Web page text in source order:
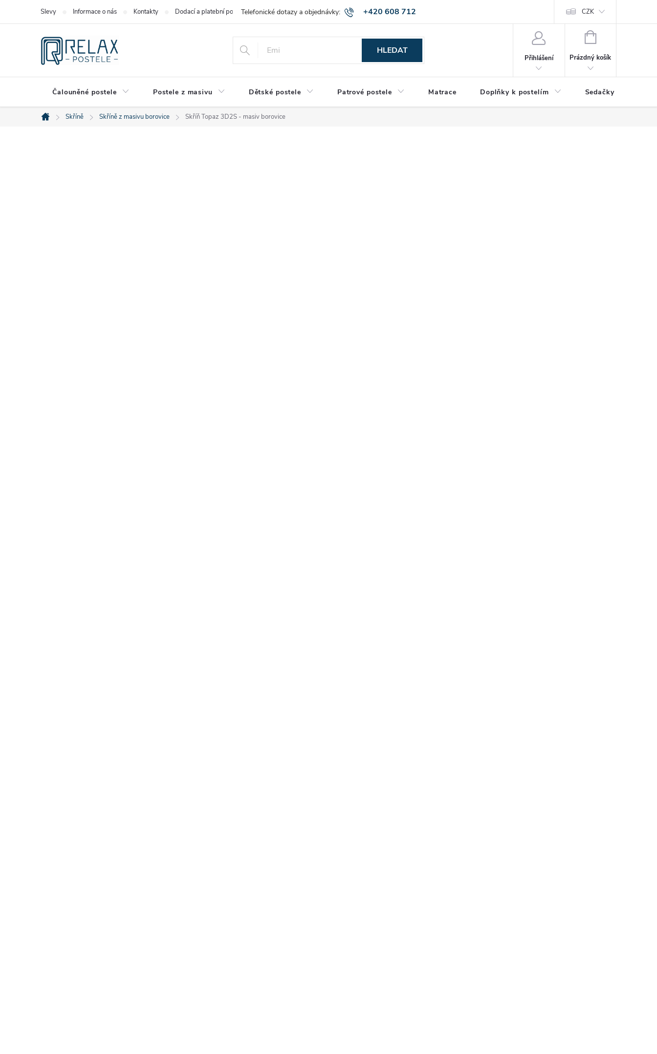
+420 608 712
515
Slevy Informace o nás Kontakty Dodací a platební podmínky Obchodní podmínky Montáž a výnos zboží Podmínky ochrany osobních údajů
CZK
HLEDAT
Přihlášení
NÁKUPNÍ
Prázdný košík
Čalouněné postele Postele z masivu Dětské postele Patrové postele Matrace Doplňky k postelím Sedačky
Domů
Skříně Skříně z masivu borovice Skříň Topaz 3D2S - masiv borovice